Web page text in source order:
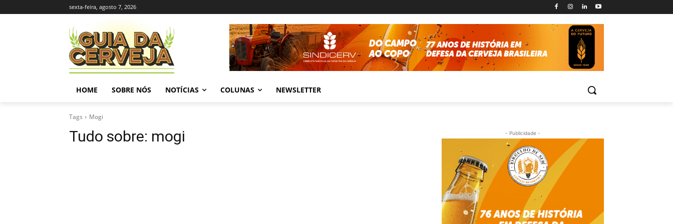
sexta-feira, agosto 7, 2026
HOME SOBRE NÓS NOTÍCIAS COLUNAS NEWSLETTER
Tags Mogi
Tudo sobre: mogi - Publicidade -